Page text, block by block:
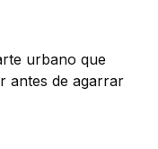
urbano que
antes de agarrar